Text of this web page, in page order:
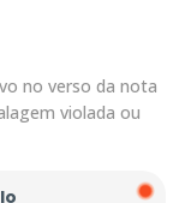
no verso da nota
violada ou